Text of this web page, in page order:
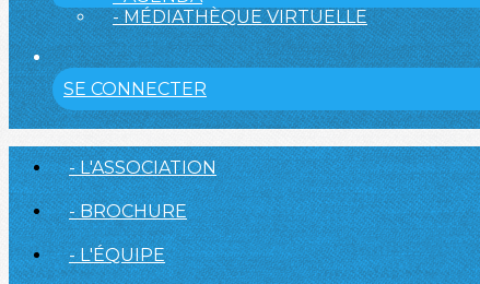
- MÉDIATHÈQUE VIRTUELLE
SE CONNECTER
- L'ASSOCIATION
- BROCHURE
- L'ÉQUIPE